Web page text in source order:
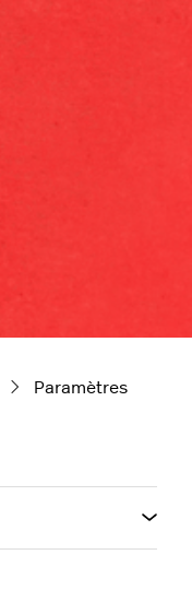
Paramètres